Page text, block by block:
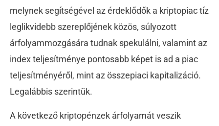
melynek segítségével az érdeklődők a kriptopiac tíz
leglikvidebb szereplőjének közös, súlyozott
árfolyammozgására tudnak spekulálni, valamint az
index teljesítménye pontosabb képet is ad a piac
teljesítményéről, mint az összepiaci kapitalizáció.
Legalábbis szerintük.
A következő kriptopénzek árfolyamát veszik